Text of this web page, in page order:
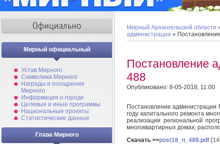
Мирный официальный
Устав Мирного
Символика Мирного
Награды и поощрения
Мирного
Информация о городе
Целевые и иные программы
Национальные проекты
Статистические данные
Глава Мирного
Мирный Архангельской области
администрации »
Постановление
488
Опубликовано: 8-05-2018, 11:00
Постановление
году капитального ремонта
реализации региональной
многоквартирных домах,
Скачать >>post18_n_488.pdf